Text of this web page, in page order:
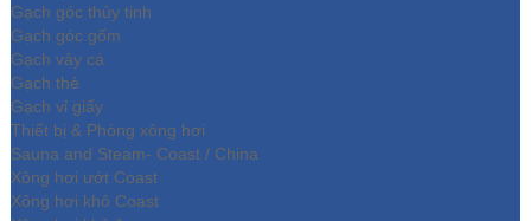
Gạch góc thủy tinh
Gạch góc gốm
Gạch vảy cá
Gạch thẻ
Gạch vỉ giấy
Thiết bị & Phòng xông hơi
Sauna and Steam- Coast / China
Xông hơi ướt Coast
Xông hơi khô Coast